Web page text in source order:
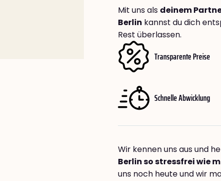
Mit uns als deinem
Berlin kannst du dich
Rest überlassen.
Transparente Preise
Schnelle Abwicklung
Wir kennen uns aus und
Berlin so stressfrei wie
uns noch heute und wir